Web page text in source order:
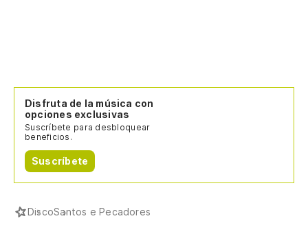
Disfruta de la música con
opciones exclusivas
Suscríbete para desbloquear
beneficios.
Suscríbete
DiscoSantos e Pecadores